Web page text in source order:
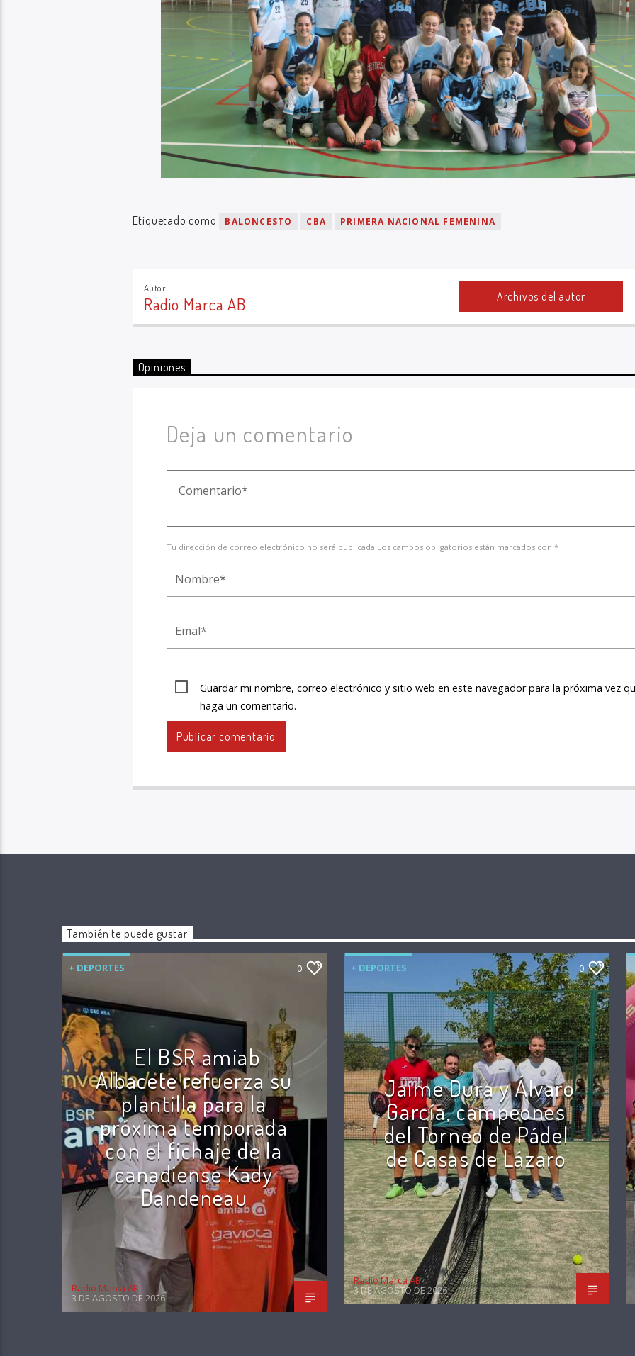
Etiquetado como: BALONCESTO CBA PRIMERA NACIONAL FEMENINA
Autor
Radio Marca AB Archivos del autor
Opiniones
Deja un comentario
Tu dirección de correo electrónico no será publicada.Los campos obligatorios están marcados con *
Guardar mi nombre, correo electrónico y sitio web en este navegador para la próxima vez
haga un comentario.
También te puede gustar
+ DEPORTES 0
El BSR amiab
Albacete refuerza su
plantilla para la
próxima temporada
con el fichaje de la
canadiense Kady
Dandeneau
Radio Marca AB
3 DE AGOSTO DE 2026
+ DEPORTES 0
Jaime Dura y Álvaro
García, campeones
del Torneo de Pádel
de Casas de Lázaro
Radio Marca AB
3 DE AGOSTO DE 2026